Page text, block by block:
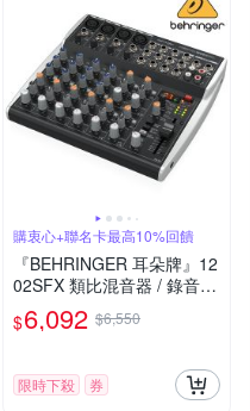
購衷心+聯名卡最高10%回饋
『BEHRINGER 耳朵牌』12
02SFX 類比混音器 / 錄音介
面直播神器 / 公司貨
$6,092 $6,550
限時下殺 券